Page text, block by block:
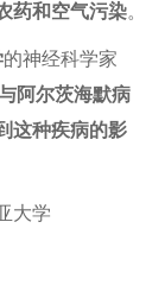
药和空气污染。
的神经科学家
阿尔茨海默病
这种疾病的影
大学